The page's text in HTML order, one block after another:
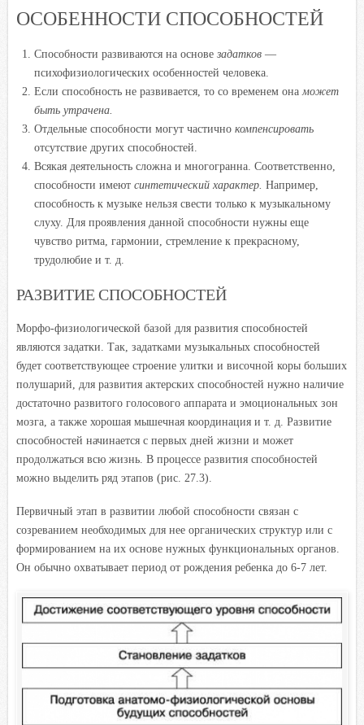
ОСОБЕННОСТИ СПОСОБНОСТЕЙ
Способности развиваются на основе задатков—
психофизиологических особенностей человека.
Если способность не развивается, то со временем она может
быть утрачена.
Отдельные способности могут частично компенсировать
отсутствие других способностей.
Всякая деятельность сложна и многогранна. Соответственно,
способности имеют синтетический характер. Например,
способность к музыке нельзя свести только к музыкальному
слуху. Для проявления данной способности нужны еще
чувство ритма, гармонии, стремление к прекрасному,
трудолюбие и т. д.
РАЗВИТИЕ СПОСОБНОСТЕЙ
Морфо-физиологической базой для развития способностей
являются задатки. Так, задатками музыкальных способностей
будет соответствующее строение улитки и височной коры больших
полушарий, для развития актерских способностей нужно наличие
достаточно развитого голосового аппарата и эмоциональных зон
мозга, а также хорошая мышечная координация и т. д. Развитие
способностей начинается с первых дней жизни и может
продолжаться всю жизнь. В процессе развития способностей
можно выделить ряд этапов (рис. 27.3).
Первичный этап в развитии любой способности связан с
созреванием необходимых для нее органических структур или с
формированием на их основе нужных функциональных органов.
Он обычно охватывает период от рождения ребенка до 6-7 лет.